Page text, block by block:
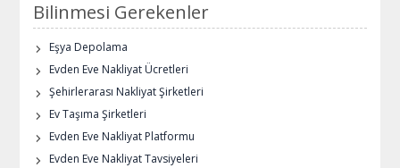
Bilinmesi Gerekenler
Eşya Depolama
Evden Eve Nakliyat Ücretleri
Şehirlerarası Nakliyat Şirketleri
Ev Taşıma Şirketleri
Evden Eve Nakliyat Platformu
Evden Eve Nakliyat Tavsiyeleri